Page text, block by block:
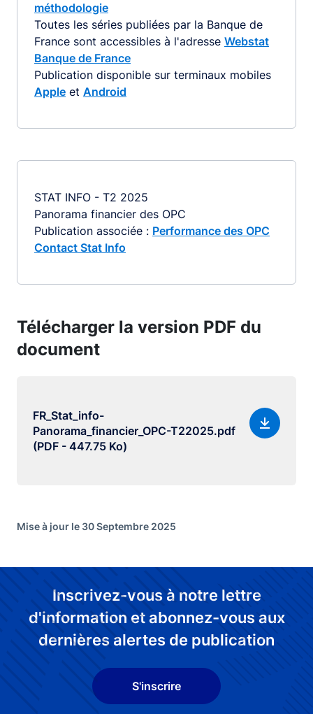
méthodologie
Toutes les séries publiées par la Banque de
France sont accessibles à l'adresse Webstat
Banque de France
Publication disponible sur terminaux mobiles
Apple et Android
STAT INFO - T2 2025
Panorama financier des OPC
Publication associée : Performance des OPC
Contact Stat Info
Télécharger la version PDF du
document
FR_Stat_info-
Panorama_financier_OPC-T22025.pdf
(PDF - 447.75 Ko)
Mise à jour le 30 Septembre 2025
Inscrivez-vous à notre lettre
d'information et abonnez-vous aux
dernières alertes de publication
S'inscrire